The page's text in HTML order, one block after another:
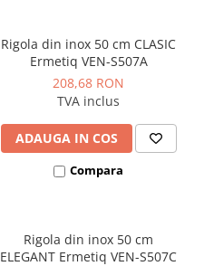
Rigola din inox 50 cm CLASIC
Ermetiq VEN-S507A
208,68 RON
TVA inclus
ADAUGA IN COS
Compara
Rigola din inox 50 cm
ELEGANT Ermetiq VEN-S507C